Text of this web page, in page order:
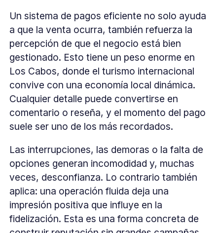
Un sistema de pagos eficiente no solo ayuda
a que la venta ocurra, también refuerza la
percepción de que el negocio está bien
gestionado. Esto tiene un peso enorme en
Los Cabos, donde el turismo internacional
convive con una economía local dinámica.
Cualquier detalle puede convertirse en
comentario o reseña, y el momento del pago
suele ser uno de los más recordados.
Las interrupciones, las demoras o la falta de
opciones generan incomodidad y, muchas
veces, desconfianza. Lo contrario también
aplica: una operación fluida deja una
impresión positiva que influye en la
fidelización. Esta es una forma concreta de